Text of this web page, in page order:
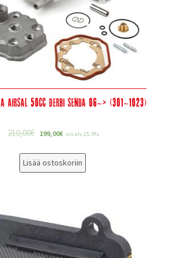
Airsal 50cc Derbi Senda 06-> (301-1023)
210,00€ 199,00€ sis alv 25.5%
Lisää ostoskoriin